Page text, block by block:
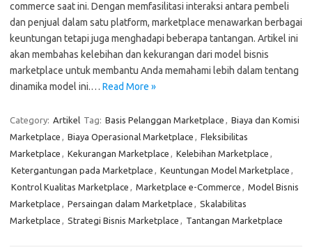
commerce saat ini. Dengan memfasilitasi interaksi antara pembeli
dan penjual dalam satu platform, marketplace menawarkan berbagai
keuntungan tetapi juga menghadapi beberapa tantangan. Artikel ini
akan membahas kelebihan dan kekurangan dari model bisnis
marketplace untuk membantu Anda memahami lebih dalam tentang
dinamika model ini.… Read More »
Category: Artikel Tag: Basis Pelanggan Marketplace , Biaya dan Komisi
Marketplace , Biaya Operasional Marketplace , Fleksibilitas
Marketplace , Kekurangan Marketplace , Kelebihan Marketplace ,
Ketergantungan pada Marketplace , Keuntungan Model Marketplace ,
Kontrol Kualitas Marketplace , Marketplace e-Commerce , Model Bisnis
Marketplace , Persaingan dalam Marketplace , Skalabilitas
Marketplace , Strategi Bisnis Marketplace , Tantangan Marketplace